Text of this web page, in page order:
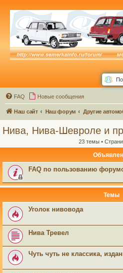
FAQ Новые сообщения
Наш сайт Наш форум
Нива, Нива-Шевроле и
23 темы •
FAQ по пользованию
Темы
Уголок нивовода
Нива Тревел
Чуть чуть не классика,